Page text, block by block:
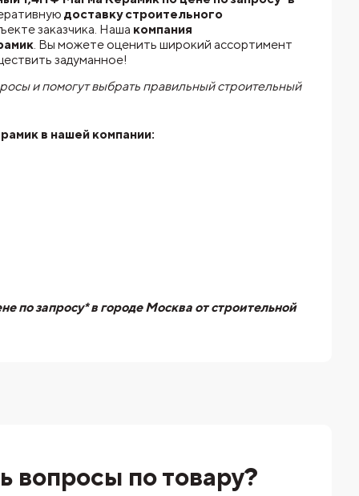
доставку строительного
заказчика. Наша компания
. Вы можете оценить широкий ассортимент
задуманное!
и помогут выбрать правильный строительный
в нашей компании:
запросу* в городе Москва от строительной
вопросы по товару?